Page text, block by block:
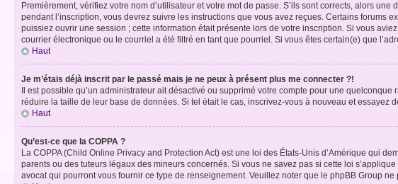
Premièrement, vérifiez votre nom d’utilisateur et votre mot de passe. S’ils sont corrects, alors
pendant l’inscription, vous devrez suivre les instructions que vous avez reçues. Certains
puissiez ouvrir une session ; cette information était présente lors de votre inscription. Si vous
courrier électronique ou le courriel a été filtré en tant que pourriel. Si vous êtes certain(e) que
Haut
Je m’étais déjà inscrit par le passé mais je ne peux à présent plus me connecter ?!
Il est possible qu’un administrateur ait désactivé ou supprimé votre compte pour une
réduire la taille de leur base de données. Si tel était le cas, inscrivez-vous à nouveau et essayez
Haut
Qu’est-ce que la COPPA ?
La COPPA (Child Online Privacy and Protection Act) est une loi des États-Unis d’Amérique qui
parents ou des tuteurs légaux des mineurs concernés. Si vous ne savez pas si cette loi
avocat qui pourront vous fournir ce type de renseignement. Veuillez noter que le phpBB Group